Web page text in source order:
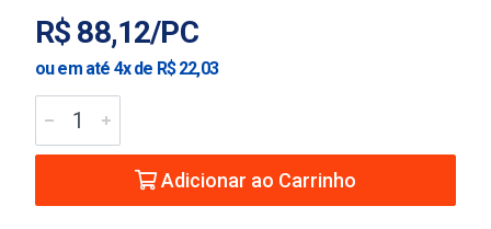
R$ 88,12/PC
ou em até 4x de R$ 22,03
Adicionar ao Carrinho